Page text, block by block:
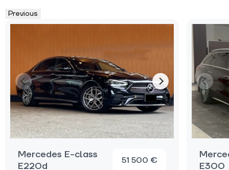
Previous
Mercedes E-class
E220d
51 500 €
E300